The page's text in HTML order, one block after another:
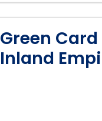
Green
Inland